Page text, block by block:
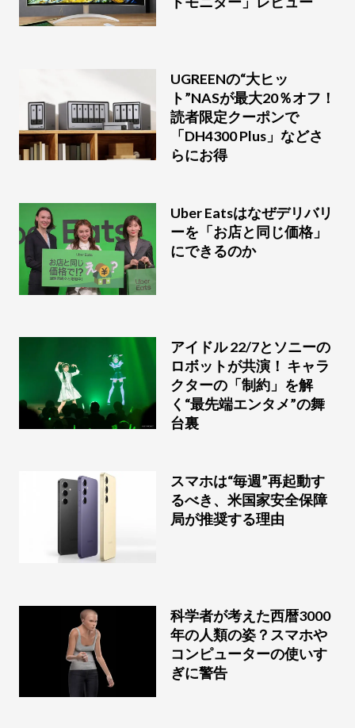
UGREENの“大ヒッ
ト”NASが最大20％オフ！
読者限定クーポンで
「DH4300 Plus」などさ
らにお得
Uber Eatsはなぜデリバリ
ーを「お店と同じ価格」
にできるのか
アイドル 22/7とソニーの
ロボットが共演！ キャラ
クターの「制約」を解
く“最先端エンタメ”の舞
台裏
スマホは“毎週”再起動す
るべき、米国家安全保障
局が推奨する理由
科学者が考えた西暦3000
年の人類の姿？スマホや
コンピューターの使いす
ぎに警告